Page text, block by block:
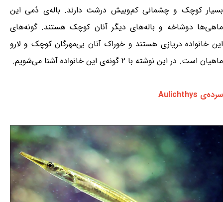
بسیار کوچک و چشمانی کم‌وبیش درشت دارند. باله‌ی دُمی این
ماهی‌ها دوشاخه و باله‌های دیگر آنان کوچک هستند. گونه‌های
این خانواده دریازی هستند و خوراک آنان بی‌مهرگان کوچک و لارو
ماهیان است. در این نوشته با ۲ گونه‌ی این خانواده آشنا می‌شویم.
سرده‌ی Aulichthys